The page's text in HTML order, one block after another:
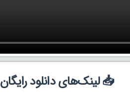
📥 لینک‌های دانلود رایگان